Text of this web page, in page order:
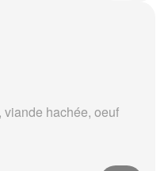
viande hachée, oeuf